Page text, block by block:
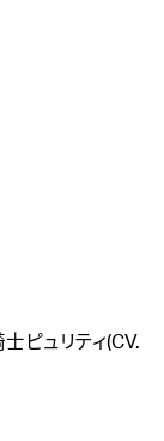
ピュリティ(CV.